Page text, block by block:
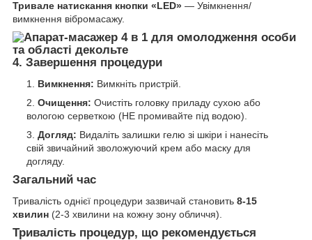
Тривале натискання кнопки «LED» — Увімкнення/
вимкнення вібромасажу.
4. Завершення процедури
Вимкнення: Вимкніть пристрій.
Очищення: Очистіть головку приладу сухою або
вологою серветкою (НЕ промивайте під водою).
Догляд: Видаліть залишки гелю зі шкіри і нанесіть
свій звичайний зволожуючий крем або маску для
догляду.
Загальний час
Тривалість однієї процедури зазвичай становить 8-15
хвилин (2-3 хвилини на кожну зону обличчя).
Тривалість процедур, що рекомендується